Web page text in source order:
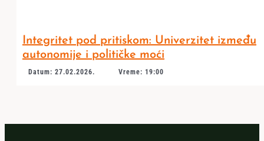
Integritet pod pritiskom: Univerzitet između
autonomije i političke moći
Datum: 27.02.2026. Vreme: 19:00